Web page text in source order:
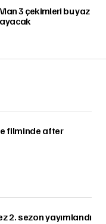
3 çekimleri bu yaz
filminde after
2. sezon yayımlandı